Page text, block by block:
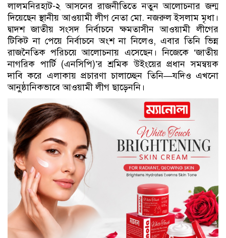
লালমনিরহাট-২ আসনের রাজনীতিতে নতুন আলোচনার জন্ম
দিয়েছেন স্থানীয় আওয়ামী লীগ নেতা মো. নজরুল ইসলাম মৃধা।
দ্বাদশ জাতীয় সংসদ নির্বাচনে ক্ষমতাসীন আওয়ামী লীগের
টিকিট না পেয়ে নির্বাচনে অংশ না নিলেও, এবার তিনি ভিন্ন
রাজনৈতিক পরিচয়ে আলোচনায় এসেছেন। নিজেকে ‘জাতীয়
নাগরিক পার্টি (এনসিপি)’র শ্রমিক উইংয়ের প্রধান সমন্বয়ক
দাবি করে এলাকায় প্রচারণা চালাচ্ছেন তিনি—যদিও এখনো
আনুষ্ঠানিকভাবে আওয়ামী লীগ ছাড়েননি।